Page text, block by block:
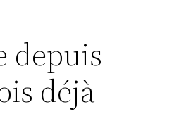
depuis
déjà